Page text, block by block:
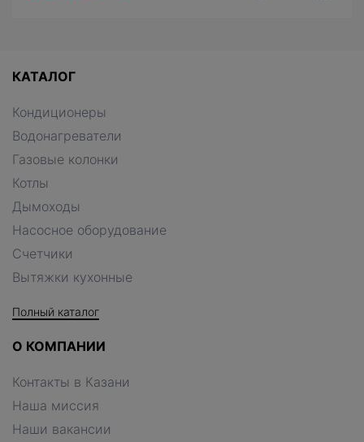
КАТАЛОГ
Кондиционеры
Водонагреватели
Газовые колонки
Котлы
Дымоходы
Насосное оборудование
Счетчики
Вытяжки кухонные
Полный каталог
О КОМПАНИИ
Контакты в Казани
Наша миссия
Наши вакансии